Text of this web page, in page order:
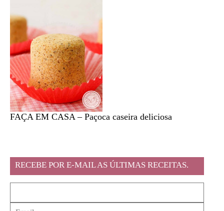
FAÇA EM CASA – Paçoca caseira deliciosa
RECEBE POR E-MAIL AS ÚLTIMAS RECEITAS.